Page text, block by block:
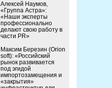
Алексей Наумов,
«Группа Астра»:
«Наши эксперты
профессионально
делают свою работу в
части PR»
Максим Березин (Orion
soft): «Российский
рынок развивается
под эгидой
импортозамещения и
«закрытия»